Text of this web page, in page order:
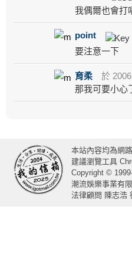
我偶爾也會
point
要注意一下
育柔
於
那我可要小心
本站內容均為網
建議瀏覽工具
Copyright ©
潮流娛樂事業有
法律顧問 陳志浩